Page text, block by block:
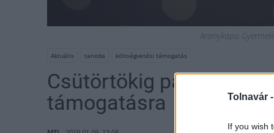
Tolnavár -
If you wish
Aranykapu
Aktuális tanoda költségvetési támogatás
Csütörtökig
támogatásra